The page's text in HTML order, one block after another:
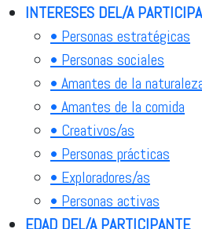
INTERESES DEL/A
• Personas estratégicas
• Personas sociales
• Amantes de la
• Amantes de la comida
• Creativos/as
• Personas prácticas
• Exploradores/as
• Personas activas
EDAD DEL/A PARTICIPANTE